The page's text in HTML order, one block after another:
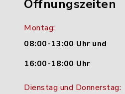
Öffnungszeiten
Montag:
08:00-13:00 Uhr und
16:00-18:00 Uhr
Dienstag und Donnerstag: